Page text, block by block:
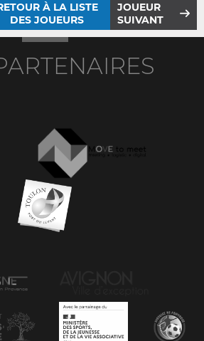
À LA LISTE
DES JOUEURS
JOUEUR
SUIVANT